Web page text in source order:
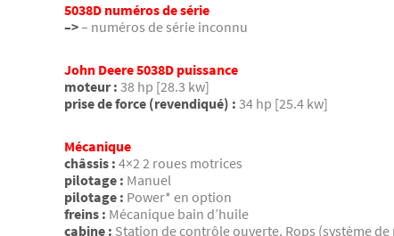
5038D numéros de série
–>– numéros de série inconnu
John Deere 5038D puissance
moteur : 38 hp [28.3 kw]
prise de force (revendiqué) : 34 hp [25.4 kw]
Mécanique
châssis : 4×2 2 roues motrices
pilotage : Manuel
pilotage : Power* en option
freins : Mécanique bain d’huile
cabine : Station de contrôle ouverte. Rops (système